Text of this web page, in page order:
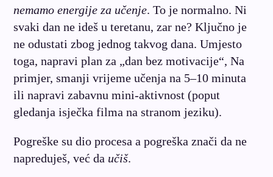
nemamo energije za učenje. To je normalno. Ni
svaki dan ne ideš u teretanu, zar ne? Ključno je
ne odustati zbog jednog takvog dana. Umjesto
toga, napravi plan za „dan bez motivacije“, Na
primjer, smanji vrijeme učenja na 5–10 minuta
ili napravi zabavnu mini-aktivnost (poput
gledanja isječka filma na stranom jeziku).
Pogreške su dio procesa a pogreška znači da ne
napreduješ, već da učiš.